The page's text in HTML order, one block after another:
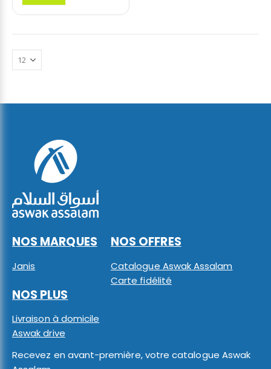
NOS MARQUES
Janis
NOS OFFRES
Catalogue Aswak Assalam
Carte fidélité
NOS PLUS
Livraison à domicile
Aswak drive
Recevez en avant-première, votre catalogue Aswak